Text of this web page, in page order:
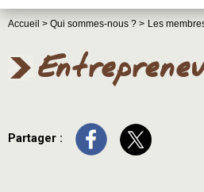
Accueil > Qui sommes-nous ? > Les
Partager :